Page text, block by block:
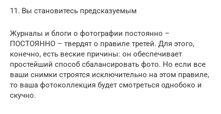
11. Вы становитесь предсказуемым
Журналы и блоги о фотографии постоянно –
ПОСТОЯННО – твердят о правиле третей. Для этого,
конечно, есть веские причины: он обеспечивает
простейший способ сбалансировать фото. Но если все
ваши снимки строятся исключительно на этом правиле,
то ваша фотоколлекция будет смотреться однобоко и
скучно.